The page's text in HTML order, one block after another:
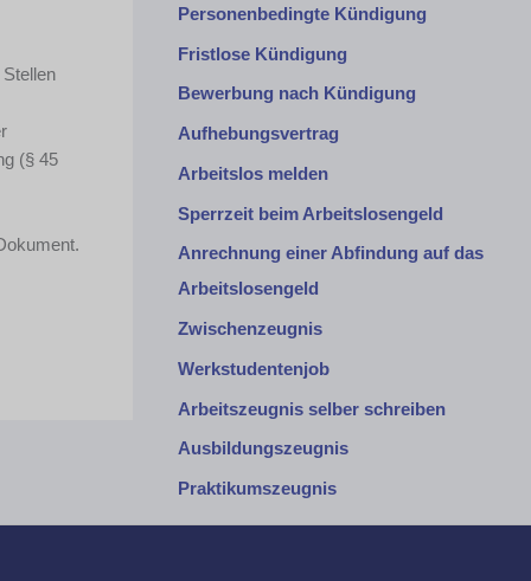
(§ 45
Personenbedingte Kündigung
Fristlose Kündigung
Bewerbung nach Kündigung
Aufhebungsvertrag
Arbeitslos melden
Sperrzeit beim Arbeitslosengeld
Anrechnung einer Abfindung auf das
Arbeitslosengeld
Zwischenzeugnis
Werkstudentenjob
Arbeitszeugnis selber schreiben
Ausbildungszeugnis
Praktikumszeugnis